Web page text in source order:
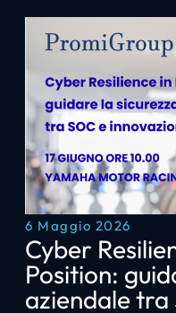
6 Maggio 2026
Cyber
Position:
aziendale tra